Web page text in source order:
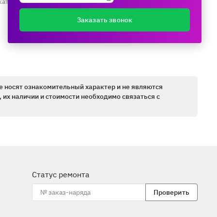
ознакомительный характер и не являются
наличии и стоимости необходимо связаться с
Статус ремонта
Проверить
Заказать звонок